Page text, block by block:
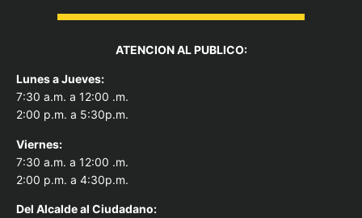
ATENCION AL PUBLICO:
Lunes a Jueves:
7:30 a.m. a 12:00 .m.
2:00 p.m. a 5:30p.m.
Viernes:
7:30 a.m. a 12:00 .m.
2:00 p.m. a 4:30p.m.
Del Alcalde al Ciudadano: